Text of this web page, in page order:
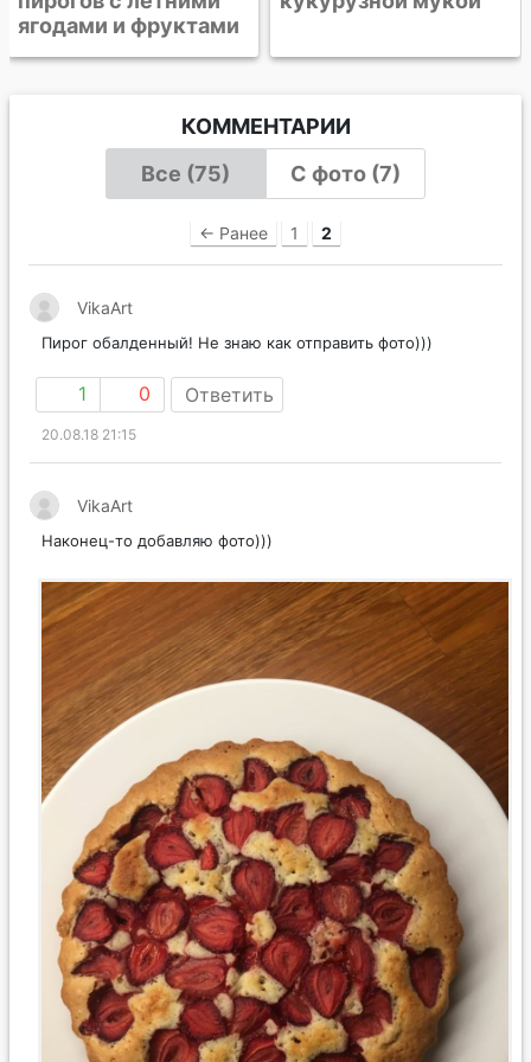
КОММЕНТАРИИ
Все (75)
С фото (7)
← Ранее 1 2
VikaArt
Пирог обалденный! Не знаю как отправить фото)))
1 0 Ответить
20.08.18 21:15
VikaArt
Наконец-то добавляю фото)))